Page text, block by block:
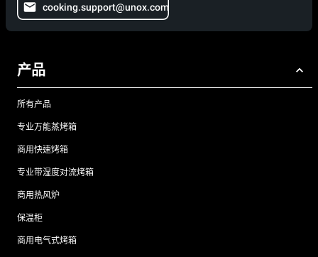
cooking.support@unox.com
产品
所有产品
专业万能蒸烤箱
商用快速烤箱
专业带湿度对流烤箱
商用热风炉
保温柜
商用电气式烤箱